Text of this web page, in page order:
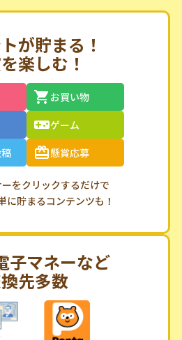
が貯まる！
楽しむ！
お買い物
ゲーム
懸賞応募
をクリックするだけで
に貯まるコンテンツも！
子マネーなど
先多数